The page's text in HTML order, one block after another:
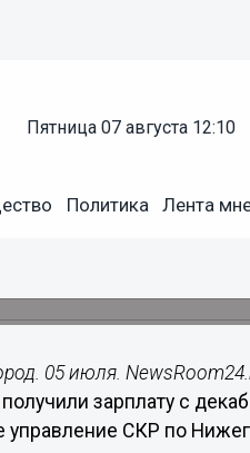
пятница 07 августа 12:10
Политика Лента
одного из
05 июля.
зарплату с
управление СКР по